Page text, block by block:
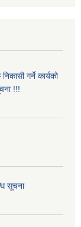
गर्ने कार्यको
!!!
सूचना